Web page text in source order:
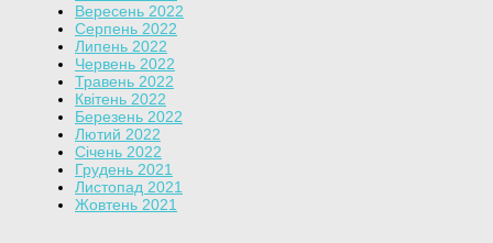
Вересень 2022
Серпень 2022
Липень 2022
Червень 2022
Травень 2022
Квітень 2022
Березень 2022
Лютий 2022
Січень 2022
Грудень 2021
Листопад 2021
Жовтень 2021